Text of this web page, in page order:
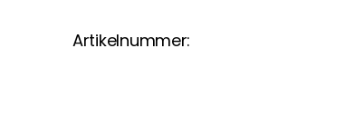
Artikelnummer: